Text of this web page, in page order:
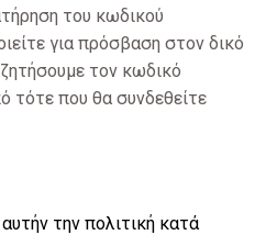
του κωδικού
για πρόσβαση στον δικό
τον κωδικό
τότε που θα συνδεθείτε
την πολιτική κατά